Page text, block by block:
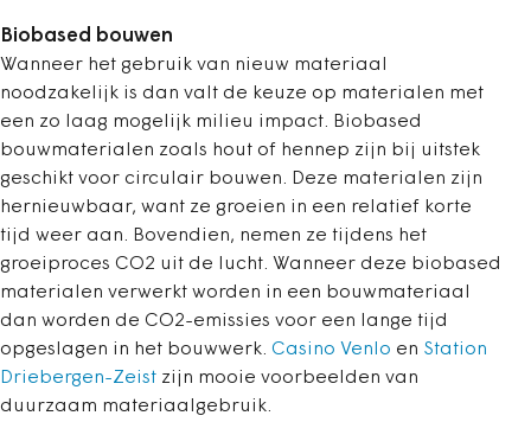
Biobased bouwen
Wanneer het gebruik van nieuw materiaal
noodzakelijk is dan valt de keuze op materialen met
een zo laag mogelijk milieu impact. Biobased
bouwmaterialen zoals hout of hennep zijn bij uitstek
geschikt voor circulair bouwen. Deze materialen zijn
hernieuwbaar, want ze groeien in een relatief korte
tijd weer aan. Bovendien, nemen ze tijdens het
groeiproces CO2 uit de lucht. Wanneer deze biobased
materialen verwerkt worden in een bouwmateriaal
dan worden de CO2-emissies voor een lange tijd
opgeslagen in het bouwwerk. Casino Venlo en Station
Driebergen-Zeist zijn mooie voorbeelden van
duurzaam materiaalgebruik.